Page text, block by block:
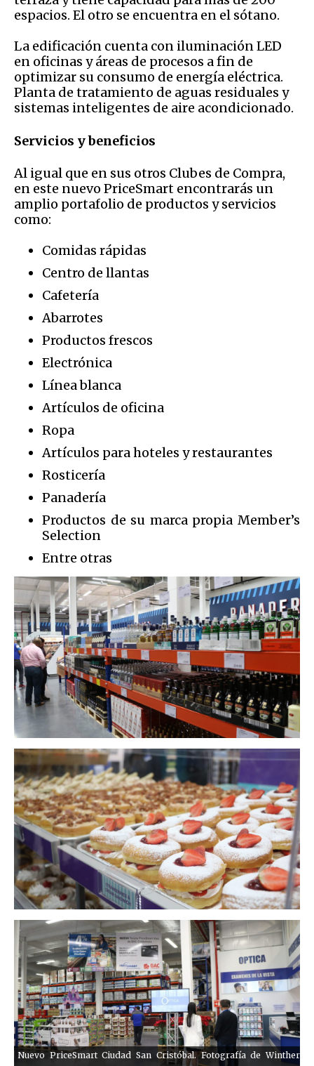
espacios. El otro se encuentra en el sótano.
La edificación cuenta con iluminación LED
en oficinas y áreas de procesos a fin de
optimizar su consumo de energía eléctrica.
Planta de tratamiento de aguas residuales y
sistemas inteligentes de aire acondicionado.
Servicios y beneficios
Al igual que en sus otros Clubes de Compra,
en este nuevo PriceSmart encontrarás un
amplio portafolio de productos y servicios
como:
Comidas rápidas
Centro de llantas
Cafetería
Abarrotes
Productos frescos
Electrónica
Línea blanca
Artículos de oficina
Ropa
Artículos para hoteles y restaurantes
Rosticería
Panadería
Productos de su marca propia Member’s
Selection
Entre otras
Nuevo PriceSmart Ciudad San Cristóbal. Fotografía de Winther